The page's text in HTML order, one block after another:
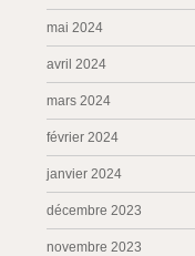
mai 2024
avril 2024
mars 2024
février 2024
janvier 2024
décembre 2023
novembre 2023